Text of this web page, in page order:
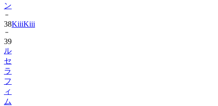
ン
38KiiiKiii
39
ル
セ
ラ
フ
ィ
ム